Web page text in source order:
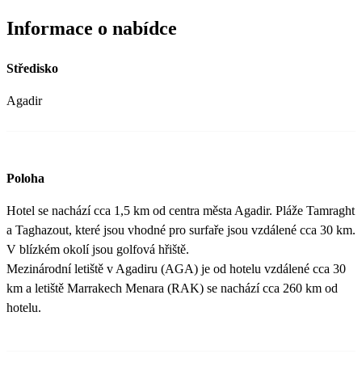
Informace o nabídce
Středisko
Agadir
Poloha
Hotel se nachází cca 1,5 km od centra města Agadir. Pláže Tamraght
a Taghazout, které jsou vhodné pro surfaře jsou vzdálené cca 30 km.
V blízkém okolí jsou golfová hřiště.
Mezinárodní letiště v Agadiru (AGA) je od hotelu vzdálené cca 30
km a letiště Marrakech Menara (RAK) se nachází cca 260 km od
hotelu.